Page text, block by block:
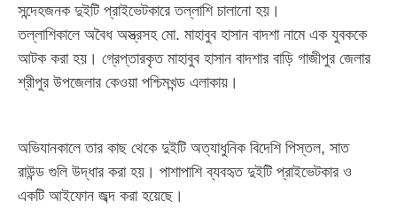
সন্দেহজনক দুইটি প্রাইভেটকারে তল্লাশি চালানো হয়।
তল্লাশিকালে অবৈধ অস্ত্রসহ মো. মাহাবুব হাসান বাদশা নামে এক যুবককে
আটক করা হয়। গ্রেপ্তারকৃত মাহাবুব হাসান বাদশার বাড়ি গাজীপুর জেলার
শ্রীপুর উপজেলার কেওয়া পশ্চিমখন্ড এলাকায়।
অভিযানকালে তার কাছ থেকে দুইটি অত্যাধুনিক বিদেশি পিস্তল, সাত
রাউন্ড গুলি উদ্ধার করা হয়। পাশাপাশি ব্যবহৃত দুইটি প্রাইভেটকার ও
একটি আইফোন জব্দ করা হয়েছে।